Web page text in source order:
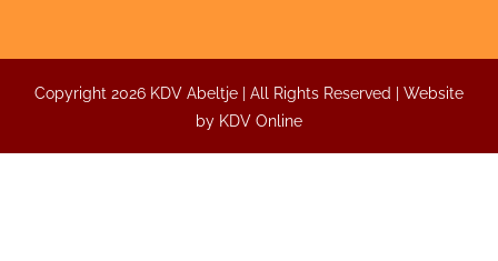
Copyright 2026 KDV Abeltje | All Rights Reserved | Website
by KDV Online